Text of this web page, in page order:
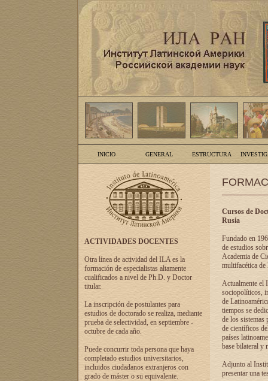
INICIO GENERAL ESTRUCTURA
ACTIVIDADES DOCENTES
Otra línea de actividad del ILA es la
formación de especialistas altamente
cualificados a nivel de Ph.D. y Doctor
titular.
La inscripción de postulantes para
estudios de doctorado se realiza, mediante
prueba de selectividad, en septiembre -
octubre de cada año.
Puede concurrir toda persona que haya
completado estudios universitarios,
incluidos ciudadanos extranjeros con
grado de máster o su equivalente.
Cursos de
Rusia
Fundado en
de estudios
Academia de
multifacética de
Actualmente el
sociopolíticos,
de
tiempos se
de los sistemas
de científicos
países
base bilateral y
Adjunto al
presentar una